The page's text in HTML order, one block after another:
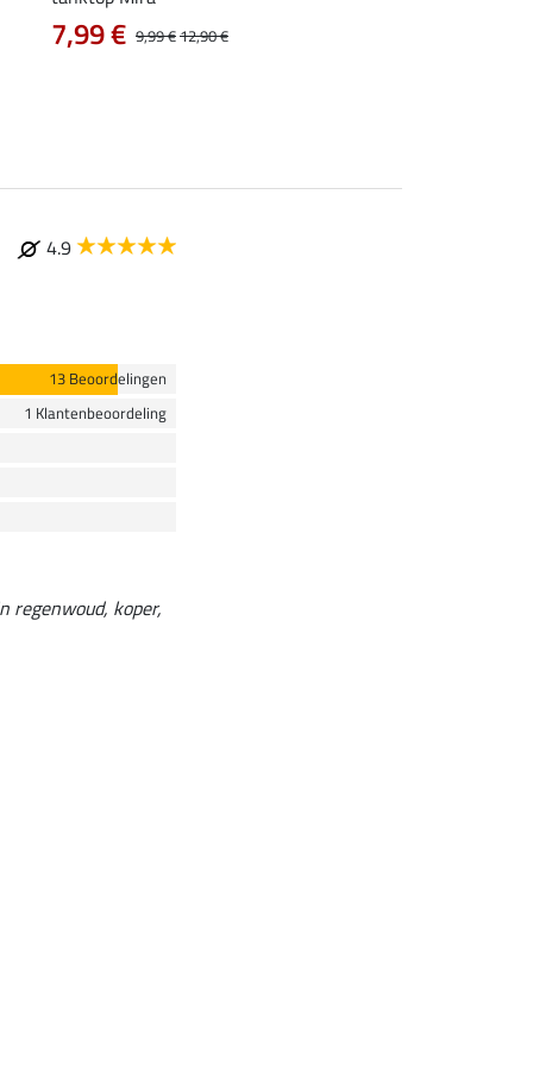
9,99 €12,90 €
7,99 €
4.9
13 Beoordelingen
1 Klantenbeoordeling
regenwoud, koper,